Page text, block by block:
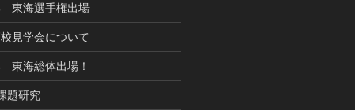
海選手権出場
見学会について
海総体出場！
題研究